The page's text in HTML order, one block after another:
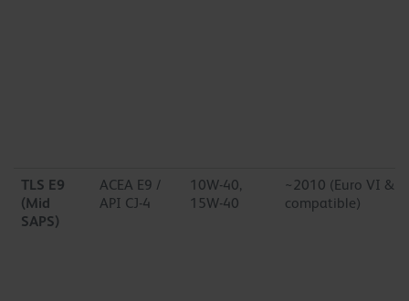
TLS E9
(Mid
SAPS)
ACEA E9 /
API CJ-4
10W-40,
15W-40
~2010 (Euro VI &
compatible)